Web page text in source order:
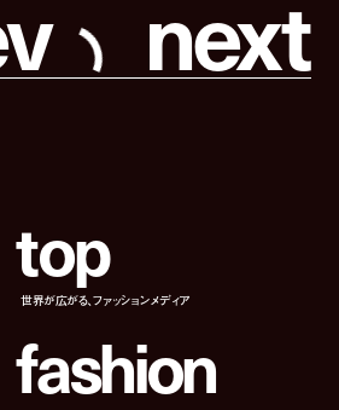
v next
top
世界が広がる、ファッションメディア
fashion